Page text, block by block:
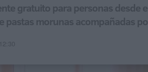
gratuito para personas
pastas morunas acompañadas